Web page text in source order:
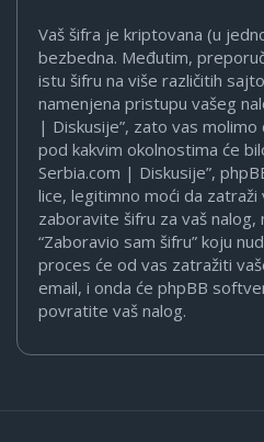
Vaš šifra je kriptovana (u
bezbedna. Međutim,
istu šifru na više različitih
namenjena pristupu vašeg
| Diskusije”, zato vas
pod kakvim okolnostima će
Serbia.com | Diskusije”,
lice, legitimno moći da zatraži
zaboravite šifru za vaš
“Zaboravio sam šifru” koju
proces će od vas zatražiti
email, i onda će phpBB
povratite vaš nalog.